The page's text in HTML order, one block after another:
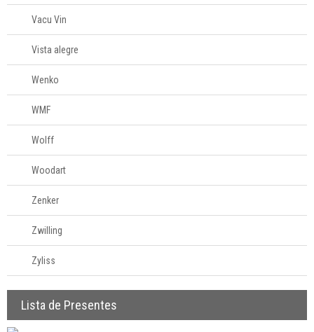
Vacu Vin
Vista alegre
Wenko
WMF
Wolff
Woodart
Zenker
Zwilling
Zyliss
Lista de Presentes